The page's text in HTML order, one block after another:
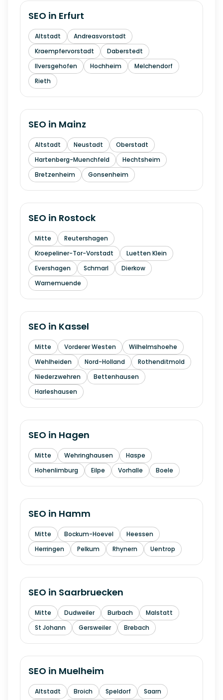
SEO in Erfurt
Altstadt
Andreasvorstadt
Kraempfervorstadt
Daberstedt
Ilversgehofen
Hochheim
Melchendorf
Rieth
SEO in Mainz
Altstadt Neustadt
Oberstadt
Hartenberg-Muenchfeld
Hechtsheim
Bretzenheim
Gonsenheim
SEO in Rostock
Mitte
Reutershagen
Kroepeliner-Tor-Vorstadt
Luetten Klein
Evershagen
Schmarl
Dierkow
Warnemuende
SEO in Kassel
Mitte Vorderer Westen
Wilhelmshoehe
Wehlheiden
Nord-Holland
Rothenditmold
Niederzwehren
Bettenhausen
Harleshausen
SEO in Hagen
Mitte Wehringhausen
Haspe
Hohenlimburg
Eilpe Vorhalle Boele
SEO in Hamm
Mitte Bockum-Hoevel
Heessen
Herringen
Pelkum Rhynern Uentrop
SEO in Saarbruecken
Mitte Dudweiler Burbach
Malstatt
St Johann
Gersweiler Brebach
SEO in Muelheim
Altstadt Broich Speldorf
Saarn